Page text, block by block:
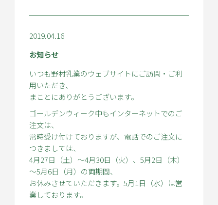
2019.04.16
お知らせ
いつも野村乳業のウェブサイトにご訪問・ご利
用いただき、
まことにありがとうございます。
ゴールデンウィーク中もインターネットでのご
注文は、
常時受け付けておりますが、電話でのご注文に
つきましては、
4月27日（土）～4月30日（火）、5月2日（木）
～5月6日（月）の両期間、
お休みさせていただきます。5月1日（水）は営
業しております。